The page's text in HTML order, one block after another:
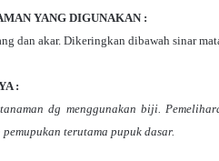
YANG DIGUNAKAN :
dan akar. Dikeringkan dibawah sinar
:
dg menggunakan biji.
terutama pupuk dasar.